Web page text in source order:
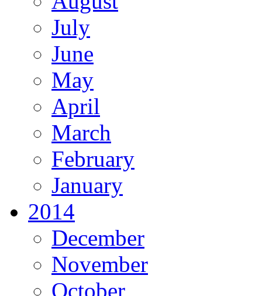
July
June
May
April
March
February
January
2014
December
November
October